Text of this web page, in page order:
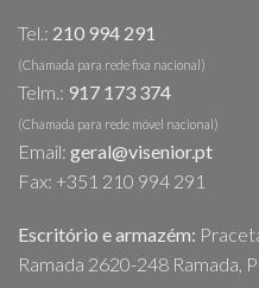
Tel.: 210 994 291
(Chamada para rede fixa nacional)
Telm.: 917 173 374
(Chamada para rede móvel nacional)
Email: geral@visenior.pt
Fax: +351 210 994 291
Escritório e armazém:
Ramada 2620-248 Ramada,